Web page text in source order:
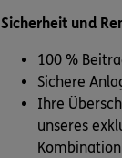
Sicherheit und
100 %
Sichere
Ihre
unseres